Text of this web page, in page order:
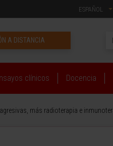
ESPAÑOL
A DISTANCIA
clínicos Docencia
más radioterapia e